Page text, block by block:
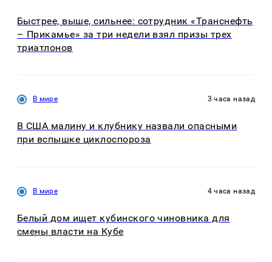
Быстрее, выше, сильнее: сотрудник «Транснефть
– Прикамье» за три недели взял призы трех
триатлонов
В мире 3 часа назад
В США малину и клубнику назвали опасными
при вспышке циклоспороза
В мире 4 часа назад
Белый дом ищет кубинского чиновника для
смены власти на Кубе